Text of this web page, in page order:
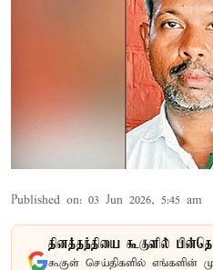
Published on: 03 Jun 2026, 5:45 am
தினத்தந்தியை கூகுளில்
கூகுள் செய்திகளில் எங்களின்